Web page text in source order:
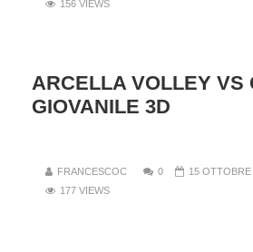
156 VIEWS
ARCELLA VOLLEY VS
GIOVANILE 3D
FRANCESCOC 0
15 OTTOBRE
177 VIEWS